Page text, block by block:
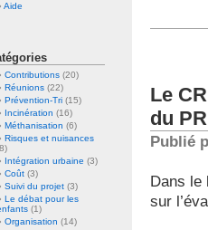
Aide
Contributions (20)
Réunions (22)
Prévention-Tri (15)
Incinération (16)
Méthanisation (6)
Risques et nuisances
Intégration urbaine (3)
Coût (3)
Suivi du projet (3)
Le débat pour les
(1)
Organisation (14)
Le
du
Publié
Dans le
sur